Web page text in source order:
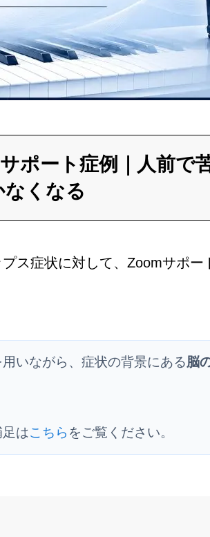
ポート症例｜人前で
くなる
ス症状に対して、Zoomサポー
いながら、症状の背景にある脳
はこちら をご覧ください。